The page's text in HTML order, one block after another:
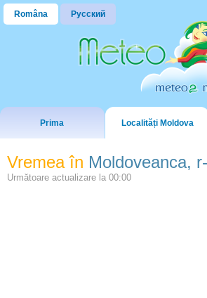
Româna Русский
Prima Localități Moldova
Vremea în Moldoveanca,
Următoare actualizare la 00:00